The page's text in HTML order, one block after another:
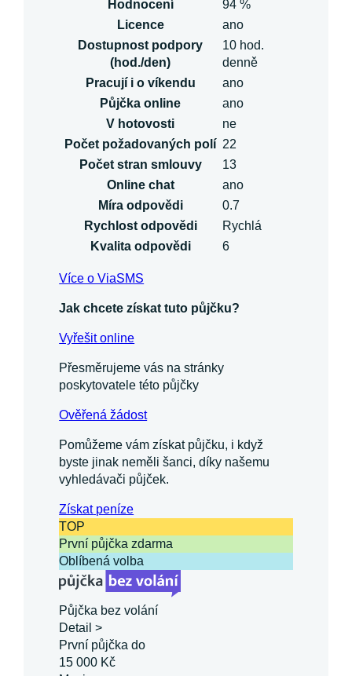
Hodnocení
94 %
Licence
ano
Dostupnost podpory
(hod./den)
10 hod.
denně
Pracují i o víkendu
ano
Půjčka online
ano
V hotovosti
ne
Počet požadovaných polí 22
Počet stran smlouvy
13
Online chat
ano
Míra odpovědi
0.7
Rychlost odpovědi
Rychlá
Kvalita odpovědi
6
Více o ViaSMS
Jak chcete získat tuto půjčku?
Vyřešit online
Přesměrujeme vás na stránky
poskytovatele této půjčky
Ověřená žádost
Pomůžeme vám získat půjčku, i když
byste jinak neměli šanci, díky našemu
vyhledávači půjček.
Získatpeníze
TOP
První půjčka zdarma
Oblíbená volba
Půjčka bez volání
Detail >
První půjčka do
15 000 Kč